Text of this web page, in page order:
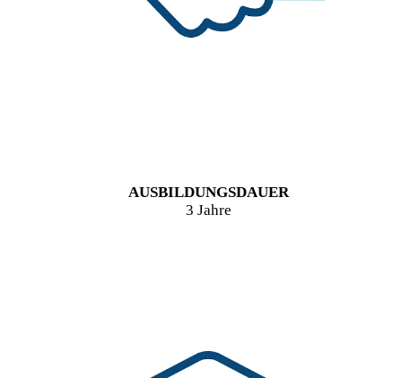
AUSBILDUNGSDAUER
3 Jahre